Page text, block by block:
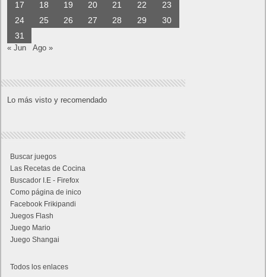
17 18 19 20 21 22
23
24
25 26 27 28 29
30
31
« Jun Ago »
Lo más visto y recomendado
Buscar juegos
Las Recetas de Cocina
Buscador I.E - Firefox
Como página de inico
Facebook Frikipandi
Juegos Flash
Juego Mario
Juego Shangai
Todos los enlaces